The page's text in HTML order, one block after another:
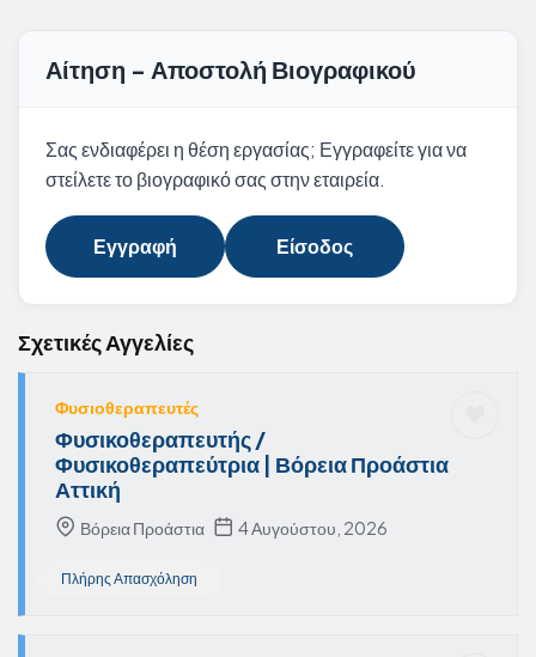
Αίτηση - Αποστολή Βιογραφικού
Σας ενδιαφέρει η θέση εργασίας; Εγγραφείτε για να
στείλετε το βιογραφικό σας στην εταιρεία.
Εγγραφή Είσοδος
Σχετικές Αγγελίες
Φυσιοθεραπευτές
Φυσικοθεραπευτής /
Φυσικοθεραπεύτρια | Βόρεια Προάστια
Αττική
Βόρεια Προάστια 4 Αυγούστου, 2026
Πλήρης Απασχόληση